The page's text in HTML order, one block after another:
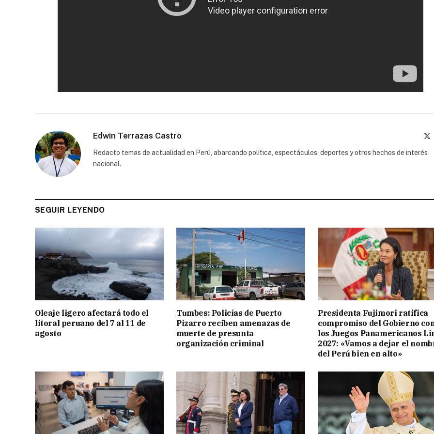
Edwin Terrazas Castro
Redacto temas de actualidad en Perú, abarcando política, espectáculos, deportes y otros hechos de interés
nacional.
SEGUIR LEYENDO
Oleaje ligero afectará todo el
litoral peruano del 7 al 11 de
agosto
Tumbes: Policías de Puerto
Pizarro reciben amenazas de
muerte de presunta
organización criminal
Presidenta Fujimori ratifica
compromiso del Gobierno
los Juegos Panamericanos
2027: «Vamos a dejar el
del Perú bien en alto»